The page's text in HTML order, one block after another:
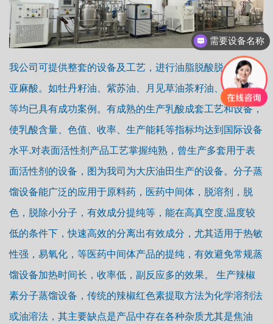
我公司可提供整套的设备及工艺，进行油脂脱酸脱色，提取
亚麻酸。如牡丹籽油、紫苏油、月见草油茶籽油、亚麻籽油
等均已具有成功案例。有成熟的生产乳酸成套工艺和设备，
使乳酸含量、色值、收率、生产能耗等指标均达到国际设备
水平.对表面活性剂产品工艺掌握纯熟，曾生产多套用于表
面活性剂的设备，图为我司为大庆油田生产的设备。分子蒸
馏设备能广泛的应用于原料药，医药中间体，脱溶剂，脱
色，脱除小分子，有效成分提纯等，能在高真空度,温度较
低的条件下，快速高效的分离出有效成分，尤其适用于热敏
性强，易氧化，等医药中间体产品的提纯，有效避免常规蒸
馏设备加热时间长，收率低，副反应多的效果。 生产辣椒
素分子蒸馏设备，传统的辣椒红色素提取方法为化学溶剂法
或油溶法，其主要缺点是产品中存在各种杂质尤其是焦油
需要设备名称
旋蒸，反应釜，分子蒸馏，精馏塔